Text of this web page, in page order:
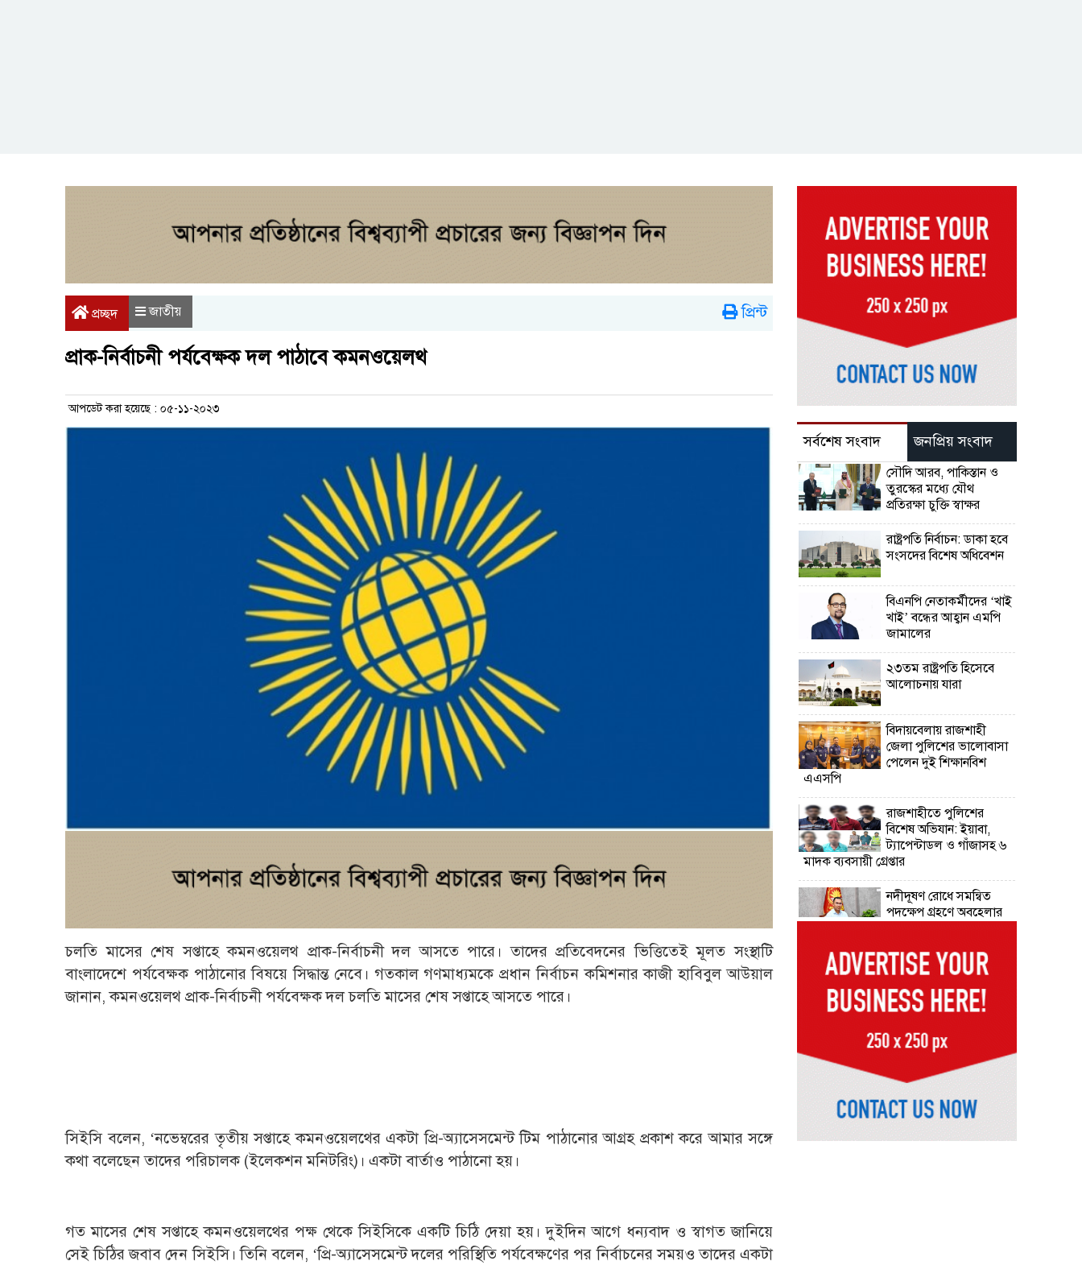
প্রচ্ছদ জাতীয় প্রিন্ট
প্রাক-নির্বাচনী পর্যবেক্ষক দল পাঠাবে কমনওয়েলথ
আপডেট করা হয়েছে : ০৫-১১-২০২৩
চলতি মাসের শেষ সপ্তাহে কমনওয়েলথ প্রাক-নির্বাচনী দল আসতে পারে। তাদের প্রতিবেদনের ভিত্তিতেই মূলত সংস্থাটি
বাংলাদেশে পর্যবেক্ষক পাঠানোর বিষয়ে সিদ্ধান্ত নেবে। গতকাল গণমাধ্যমকে প্রধান নির্বাচন কমিশনার কাজী হাবিবুল আউয়াল
জানান, কমনওয়েলথ প্রাক-নির্বাচনী পর্যবেক্ষক দল চলতি মাসের শেষ সপ্তাহে আসতে পারে।
সিইসি বলেন, ‘‌নভেম্বরের তৃতীয় সপ্তাহে কমনওয়েলথের একটা প্রি-অ্যাসেসমেন্ট টিম পাঠানোর আগ্রহ প্রকাশ করে আমার সঙ্গে
কথা বলেছেন তাদের পরিচালক (ইলেকশন মনিটরিং)। একটা বার্তাও পাঠানো হয়।
গত মাসের শেষ সপ্তাহে কমনওয়েলথের পক্ষ থেকে সিইসিকে একটি চিঠি দেয়া হয়। দুইদিন আগে ধন্যবাদ ও স্বাগত জানিয়ে
সেই চিঠির জবাব দেন সিইসি। তিনি বলেন, ‘‌প্রি-অ্যাসেসমেন্ট দলের পরিস্থিতি পর্যবেক্ষণের পর নির্বাচনের সময়ও তাদের একটা
সর্বশেষ সংবাদ জনপ্রিয় সংবাদ
সৌদি আরব, পাকিস্তান ও
তুরস্কের মধ্যে যৌথ
প্রতিরক্ষা চুক্তি স্বাক্ষর
রাষ্ট্রপতি নির্বাচন: ডাকা হবে
সংসদের বিশেষ অধিবেশন
বিএনপি নেতাকর্মীদের ‘খাই
খাই’ বন্ধের আহ্বান এমপি
জামালের
২৩তম রাষ্ট্রপতি হিসেবে
আলোচনায় যারা
বিদায়বেলায় রাজশাহী
জেলা পুলিশের ভালোবাসা
পেলেন দুই শিক্ষানবিশ
এএসপি
রাজশাহীতে পুলিশের
বিশেষ অভিযান: ইয়াবা,
ট্যাপেন্টাডল ও গাঁজাসহ ৬
মাদক ব্যবসায়ী গ্রেপ্তার
নদীদূষণ রোধে সমন্বিত
পদক্ষেপ গ্রহণে অবহেলার
উদ্যোক্তা মেলার সমাপনী
অনুষ্ঠান, ৬০ উদ্যোক্তাকে
সম্মাননা দিলেন সিটি
প্রশাসক
রংপুরে চলন্ত ট্রেনে উঠতে
গিয়ে কাটা পড়ে রেলকর্মীর
মৃত্যু
রাষ্ট্রপতি নির্বাচনের চূড়ান্ত
তারিখ ঘোষণা